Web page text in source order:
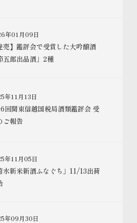
年01月09日
売】鑑評会で受賞した大吟醸酒
五郎出品酒」2種
年11月13日
回関東信越国税局酒類鑑評会 受
ご報告
年11月05日
水新米新酒ふなぐち」11/13出荷
年09月30日